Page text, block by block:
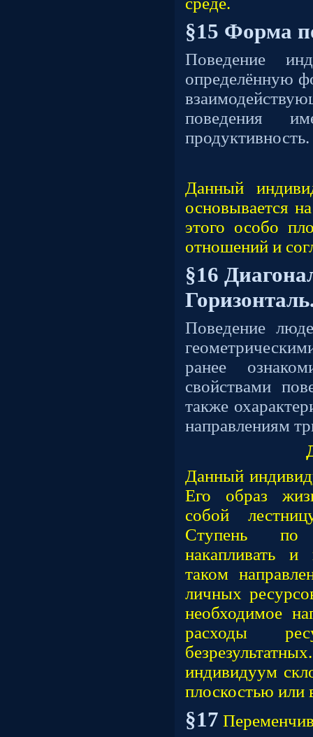
§15 Форма
Поведение
определённую
поведения
продуктивность.
Данный
основывается
этого особо
отношений и
§16
Поведение
ранее
свойствами
также
направлениям
Данный
Его образ
собой
Ступень по
накапливать
таком
личных
необходимое
расходы
индивидуум
плоскостью или
§17